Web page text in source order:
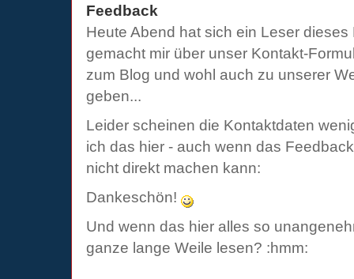
Feedback
Heute Abend hat sich ein Leser
gemacht mir über unser Kontakt-
zum Blog und wohl auch zu unserer
geben...
Leider scheinen die Kontaktdaten
ich das hier - auch wenn das
nicht direkt machen kann:
Dankeschön!
Und wenn das hier alles so
ganze lange Weile lesen? :hmm: